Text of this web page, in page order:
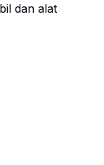
dan alat